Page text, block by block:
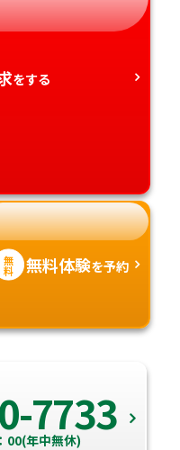
をする
無
料 無料体験を予約
7733
00(年中無休)